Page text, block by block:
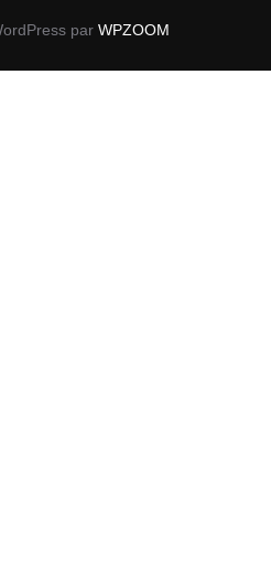
par WPZOOM